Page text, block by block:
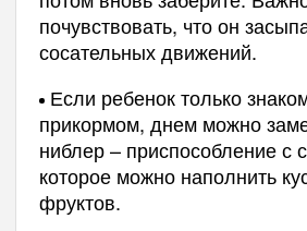
почувствовать, что он
сосательных движений.
Если ребенок только
прикормом, днем можно
ниблер – приспособление с
которое можно наполнить
фруктов.